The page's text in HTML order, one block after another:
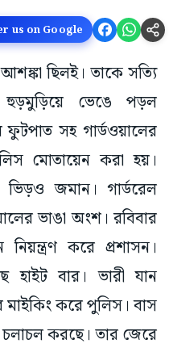
us on Google
ছিলই। তাকে সত্যি
হুড়মুড়িয়ে ভেঙে পড়ল
সহ গার্ডওয়ালের
মোতায়েন করা হয়।
ভিড়ও জমান। গার্ডরেল
ভাঙা অংশ। রবিবার
করে প্রশাসন।
বার। ভারী যান
মাইকিং করে পুলিস। বাস
করছে। তার জেরে